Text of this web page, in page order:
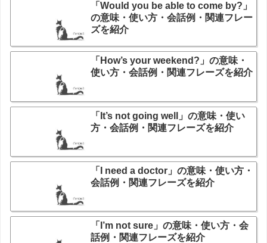
「Would you be able to come by?」
の意味・使い方・会話例・関連フレー
ズを紹介
「How’s your weekend?」の意味・
使い方・会話例・関連フレーズを紹介
「It’s not going well」の意味・使い
方・会話例・関連フレーズを紹介
「I need a doctor」の意味・使い方・
会話例・関連フレーズを紹介
「I’m not sure」の意味・使い方・会
話例・関連フレーズを紹介